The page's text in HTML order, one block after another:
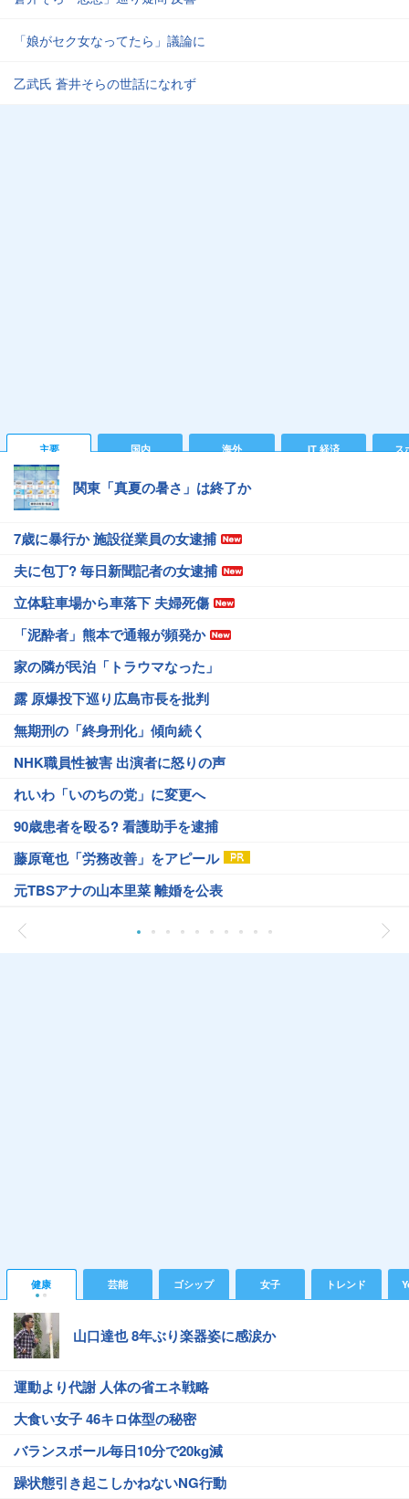
「娘がセク女なってたら」議論に
乙武氏 蒼井そらの世話になれず
主要 国内 海外 IT 経済 ス
関東「真夏の暑さ」は終了か
7歳に暴行か 施設従業員の女逮捕
夫に包丁? 毎日新聞記者の女逮捕
立体駐車場から車落下 夫婦死傷
「泥酔者」熊本で通報が頻発か
家の隣が民泊「トラウマなった」
露 原爆投下巡り広島市長を批判
無期刑の「終身刑化」傾向続く
NHK職員性被害 出演者に怒りの声
れいわ「いのちの党」に変更へ
90歳患者を殴る? 看護助手を逮捕
藤原竜也「労務改善」をアピール
元TBSアナの山本里菜 離婚を公表
健康 芸能 ゴシップ 女子 トレンド
山口達也 8年ぶり楽器姿に感涙か
運動より代謝 人体の省エネ戦略
大食い女子 46キロ体型の秘密
バランスボール毎日10分で20kg減
躁状態引き起こしかねないNG行動